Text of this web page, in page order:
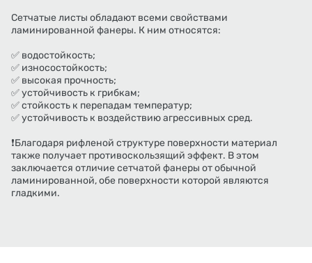
Сетчатые листы обладают всеми свойствами
ламинированной фанеры. К ним относятся:
✅ водостойкость;
✅ износостойкость;
✅ высокая прочность;
✅ устойчивость к грибкам;
✅ стойкость к перепадам температур;
✅ устойчивость к воздействию агрессивных сред.
❗Благодаря рифленой структуре поверхности материал
также получает противоскользящий эффект. В этом
заключается отличие сетчатой фанеры от обычной
ламинированной, обе поверхности которой являются
гладкими.